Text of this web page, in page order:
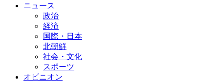
ニュース
政治
経済
国際・日本
北朝鮮
社会・文化
スポーツ
オピニオン